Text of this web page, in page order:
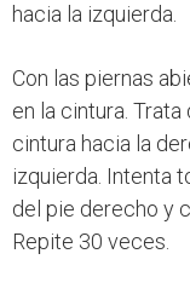
hacia la izquierda.
Con las piernas
en la cintura.
cintura hacia la
izquierda. Intenta
del pie derecho y
Repite 30 veces.